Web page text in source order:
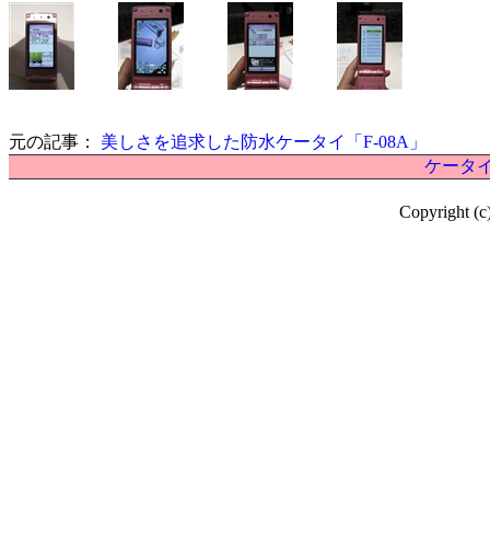
元の記事： 美しさを追求した防水ケータイ「F-08A」
ケータ
Copyright